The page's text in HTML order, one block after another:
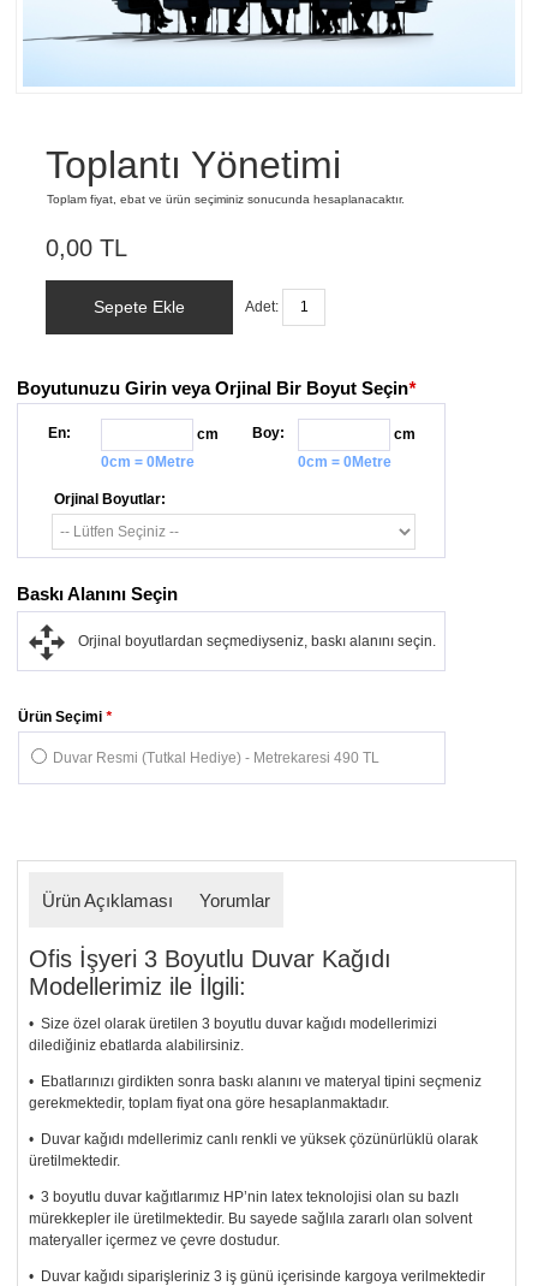
Toplantı Yönetimi
Toplam fiyat, ebat ve ürün seçiminiz sonucunda hesaplanacaktır.
0,00 TL
Sepete Ekle Adet:
Boyutunuzu Girin veya Orjinal Bir Boyut Seçin*
En:
cm
0cm = 0Metre
Boy:
cm
0cm = 0Metre
Orjinal Boyutlar:
*
Ürün Seçimi
Duvar Resmi (Tutkal Hediye) - Metrekaresi 490 TL
Baskı Alanını Seçin
Orjinal boyutlardan seçmediyseniz, baskı alanını seçin.
Ürün Açıklaması Yorumlar
Ofis İşyeri 3 Boyutlu Duvar Kağıdı
Modellerimiz ile İlgili:
• Size özel olarak üretilen 3 boyutlu duvar kağıdı modellerimizi
dilediğiniz ebatlarda alabilirsiniz.
• Ebatlarınızı girdikten sonra baskı alanını ve materyal tipini seçmeniz
gerekmektedir, toplam fiyat ona göre hesaplanmaktadır.
• Duvar kağıdı mdellerimiz canlı renkli ve yüksek çözünürlüklü olarak
üretilmektedir.
• 3 boyutlu duvar kağıtlarımız HP’nin latex teknolojisi olan su bazlı
mürekkepler ile üretilmektedir. Bu sayede sağlıla zararlı olan solvent
materyaller içermez ve çevre dostudur.
• Duvar kağıdı siparişleriniz 3 iş günü içerisinde kargoya verilmektedir